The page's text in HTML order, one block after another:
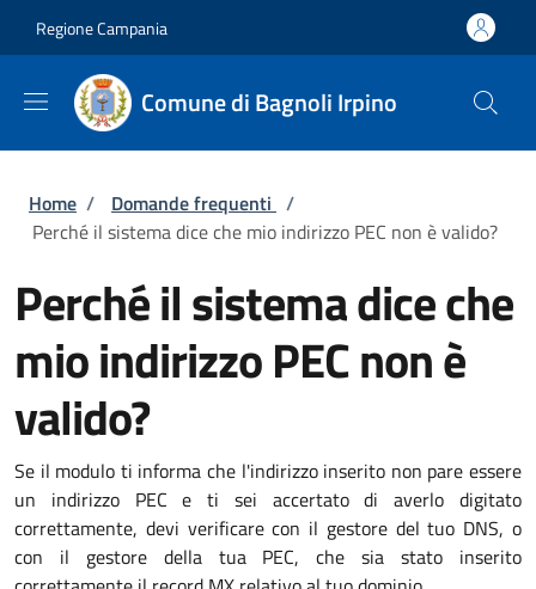
Regione Campania
Comune di Bagnoli Irpino
Briciole di pane
Home / Domande frequenti /
Perché il sistema dice che mio indirizzo PEC non è valido?
Perché il sistema dice che
mio indirizzo PEC non è
valido?
Se il modulo ti informa che l'indirizzo inserito non pare essere
un indirizzo PEC e ti sei accertato di averlo digitato
correttamente, devi verificare con il gestore del tuo DNS, o
con il gestore della tua PEC, che sia stato inserito